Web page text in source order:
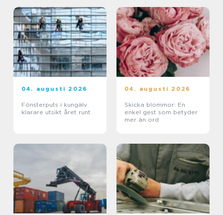
04. augusti 2026
Fönsterputs i kungälv
klarare utsikt året runt
04. augusti 2026
Skicka blommor: En
enkel gest som betyder
mer än ord